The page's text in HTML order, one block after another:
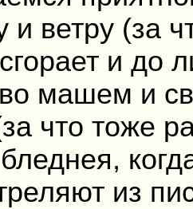
и ветру (за
и до
машем и
что тоже
из